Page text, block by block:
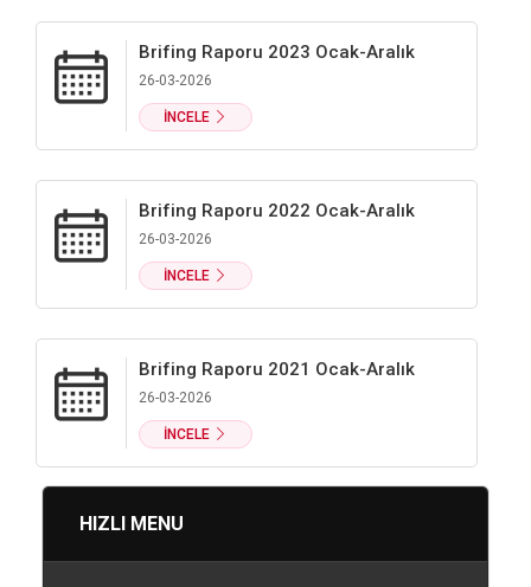
Brifing Raporu 2023 Ocak-Aralık
26-03-2026
İNCELE
Brifing Raporu 2022 Ocak-Aralık
26-03-2026
İNCELE
Brifing Raporu 2021 Ocak-Aralık
26-03-2026
İNCELE
HIZLI MENU